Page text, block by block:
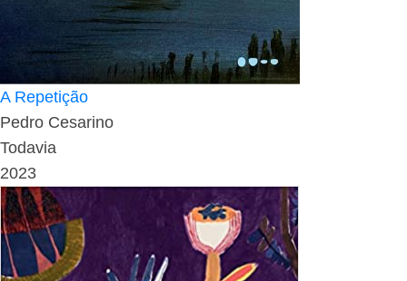
A Repetição
Pedro Cesarino
Todavia
2023